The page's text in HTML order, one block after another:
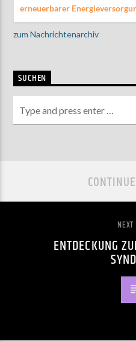
erneuerbarer
zum Nachrichtenarchiv
SUCHEN
ENTDECKUNG